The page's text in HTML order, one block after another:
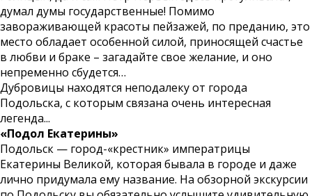
думал думы государственные! Помимо
завораживающей красоты пейзажей, по преданию, это
место обладает особенной силой, приносящей счастье
в любви и браке – загадайте свое желание, и оно
непременно сбудется…
Дубровицы находятся неподалеку от города
Подольска, с которым связана очень интересная
легенда...
«Подол Екатерины»
Подольск — город-«крестник» императрицы
Екатерины Великой, которая бывала в городе и даже
лично придумала ему название. На обзорной экскурсии